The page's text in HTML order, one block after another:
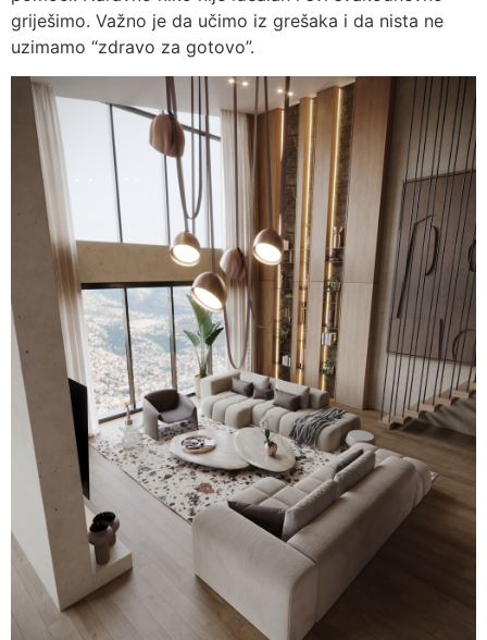
griješimo. Važno je da učimo iz grešaka i da nista ne
uzimamo “zdravo za gotovo”.